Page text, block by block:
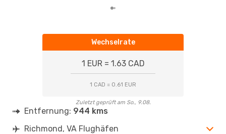
Wechselrate
1 EUR = 1.63 CAD
1 CAD = 0.61 EUR
Zuletzt geprüft am So., 9.08.
Entfernung: 944 kms
Richmond, VA Flughäfen